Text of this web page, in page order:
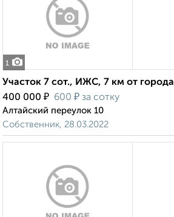
1
Участок 7 сот., ИЖС, 7 км от города
400 000 ₽ 600 ₽ за сотку
Алтайский переулок 10
Собственник, 28.03.2022